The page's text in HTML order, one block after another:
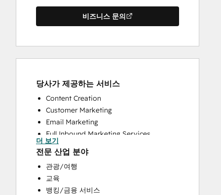
비즈니스 문의
당사가 제공하는 서비스
Content Creation
Customer Marketing
Email Marketing
Full Inbound Marketing Services
HubSpot Onboarding
Social Media
Website Design
Website Development
더 보기
전문 산업 분야
관광/여행
교육
뱅킹/금융 서비스